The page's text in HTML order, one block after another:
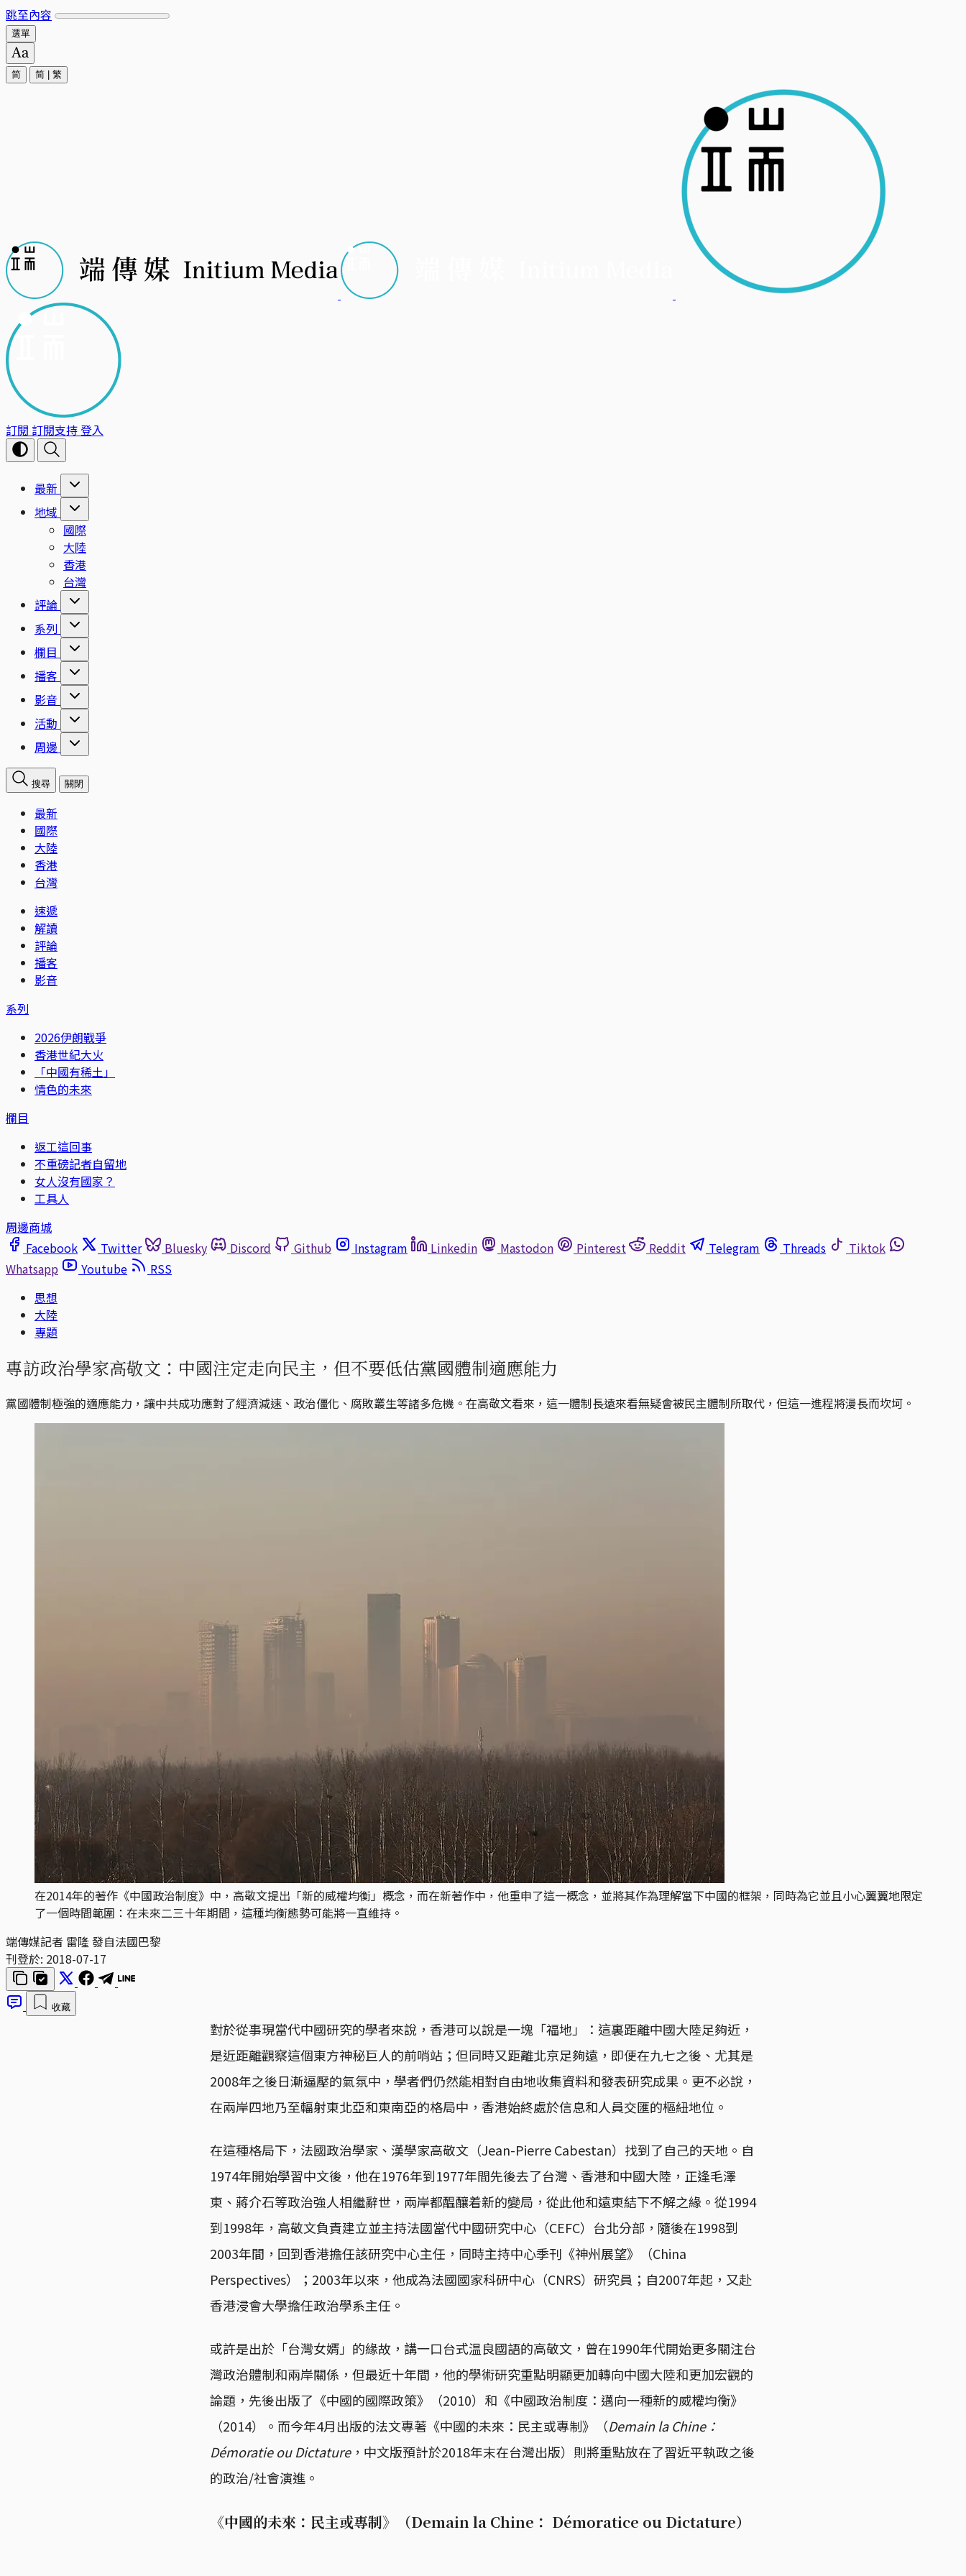
跳至內容
選單
简 简 繁
訂閱 訂閱支持登入
最新
地域
國際
大陸
香港
台灣
評論
系列
欄目
播客
影音
活動
周邊
搜尋 關閉
最新
國際
大陸
香港
台灣
速遞
解讀
評論
播客
影音
系列
2026伊朗戰爭
香港世紀大火
「中國有稀土」
情色的未來
欄目
返工這回事
不重磅記者自留地
女人沒有國家？
工具人
周邊商城
Facebook
Twitter Bluesky Discord Github Instagram Linkedin Mastodon Pinterest Reddit Telegram Threads
Tiktok
Whatsapp
Youtube
RSS
思想
大陸
專題
專訪政治學家高敬文：中國注定走向民主，但不要低估黨國體制適應能力
黨國體制極強的適應能力，讓中共成功應對了經濟減速、政治僵化、腐敗叢生等諸多危機。在高敬文看來，這一體制長遠來看無疑會被民主體制所取代，但這一進程將漫長而坎坷。
在2014年的著作《中國政治制度》中，高敬文提出「新的威權均衡」概念，而在新著作中，他重申了這一概念，並將其作為理解當下中國的框架，同時為它並且小心翼翼地限定
了一個時間範圍：在未來二三十年期間，這種均衡態勢可能將一直維持。
端傳媒記者 雷隆 發自法國巴黎
刊登於: 2018-07-17
收藏
對於從事現當代中國研究的學者來說，香港可以說是一塊「福地」：這裏距離中國大陸足夠近，
是近距離觀察這個東方神秘巨人的前哨站；但同時又距離北京足夠遠，即便在九七之後、尤其是
2008年之後日漸逼壓的氣氛中，學者們仍然能相對自由地收集資料和發表研究成果。更不必說，
在兩岸四地乃至輻射東北亞和東南亞的格局中，香港始終處於信息和人員交匯的樞紐地位。
在這種格局下，法國政治學家、漢學家高敬文（Jean-Pierre Cabestan）找到了自己的天地。自
1974年開始學習中文後，他在1976年到1977年間先後去了台灣、香港和中國大陸，正逢毛澤
東、蔣介石等政治強人相繼辭世，兩岸都醖釀着新的變局，從此他和遠東結下不解之緣。從1994
到1998年，高敬文負責建立並主持法國當代中國研究中心（CEFC）台北分部，隨後在1998到
2003年間，回到香港擔任該研究中心主任，同時主持中心季刊《神州展望》（China
Perspectives）；2003年以來，他成為法國國家科研中心（CNRS）研究員；自2007年起，又赴
香港浸會大學擔任政治學系主任。
或許是出於「台灣女婿」的緣故，講一口台式温良國語的高敬文，曾在1990年代開始更多關注台
灣政治體制和兩岸關係，但最近十年間，他的學術研究重點明顯更加轉向中國大陸和更加宏觀的
論題，先後出版了《中國的國際政策》（2010）和《中國政治制度：邁向一種新的威權均衡》
（2014）。而今年4月出版的法文專著《中國的未來：民主或專制》（Demain la Chine：
Démoratie ou Dictature，中文版預計於2018年末在台灣出版）則將重點放在了習近平執政之後
的政治/社會演進。
《中國的未來：民主或專制》（Demain la Chine： Démoratice ou Dictature）